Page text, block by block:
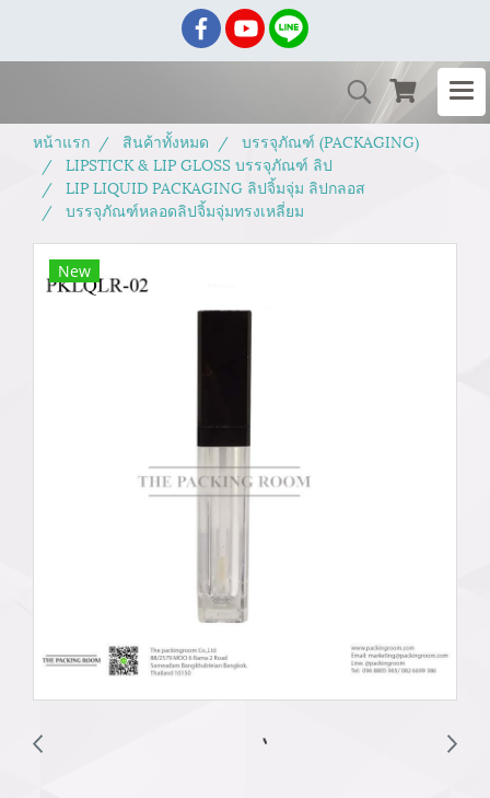
หน้าแรก สินค้าทั้งหมด
บรรจุภัณฑ์ (PACKAGING)
LIPSTICK & LIP GLOSS บรรจุภัณฑ์ ลิป
LIP LIQUID PACKAGING ลิปจิ้มจุ่ม ลิปกลอส
บรรจุภัณฑ์หลอดลิปจิ้มจุ่มทรงเหลี่ยม
New